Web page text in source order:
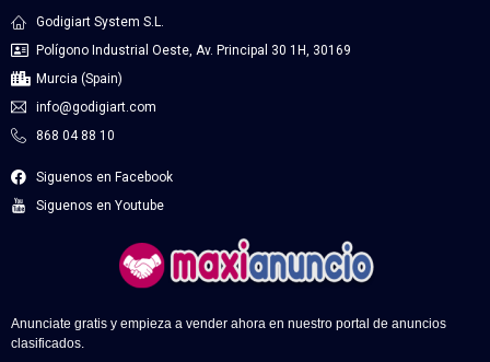
Godigiart System S.L.
Polígono Industrial Oeste, Av. Principal 30 1H, 30169
Murcia (Spain)
info@godigiart.com
868 04 88 10
Siguenos en Facebook
Siguenos en Youtube
Anunciate gratis y empieza a vender ahora en nuestro portal de anuncios
clasificados.